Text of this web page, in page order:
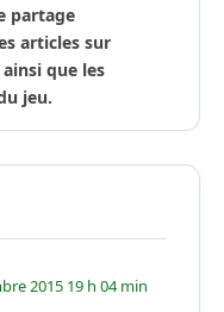
partage
articles sur
que les
jeu.
2015 19 h 04 min